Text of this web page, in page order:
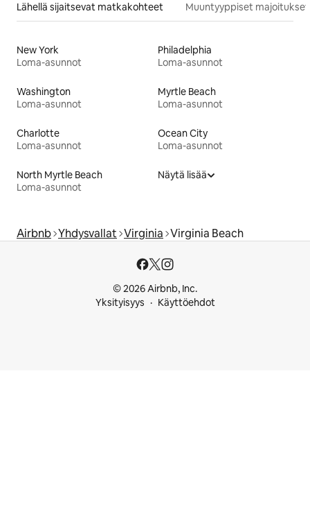
Lähellä sijaitsevat matkakohteet Muuntyyppiset majoitukset
New York
Loma-asunnot
Philadelphia
Loma-asunnot
Washington
Loma-asunnot
Myrtle Beach
Loma-asunnot
Charlotte
Loma-asunnot
Ocean City
Loma-asunnot
North Myrtle Beach
Loma-asunnot
Näytä lisää
Airbnb Yhdysvallat Virginia Virginia Beach
© 2026 Airbnb, Inc.
Yksityisyys
Käyttöehdot